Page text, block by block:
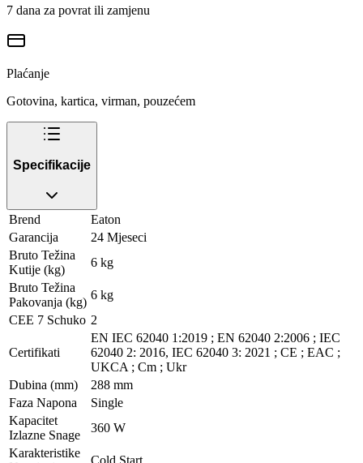
7 dana za povrat ili zamjenu
Plaćanje
Gotovina, kartica, virman, pouzećem
Specifikacije
Brend
Eaton
Garancija
24 Mjeseci
Bruto Težina
Kutije (kg)
6 kg
Bruto Težina
Pakovanja (kg)
6 kg
CEE 7 Schuko 2
Certifikati
EN IEC 62040 1:2019 ; EN 62040 2:2006 ; IEC
62040 2: 2016, IEC 62040 3: 2021 ; CE ; EAC ;
UKCA ; Cm ; Ukr
Dubina (mm)
288 mm
Faza Napona
Single
Kapacitet
Izlazne Snage
360 W
Karakteristike
Cold Start